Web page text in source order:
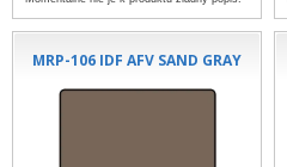
MRP-106 IDF AFV SAND GRAY